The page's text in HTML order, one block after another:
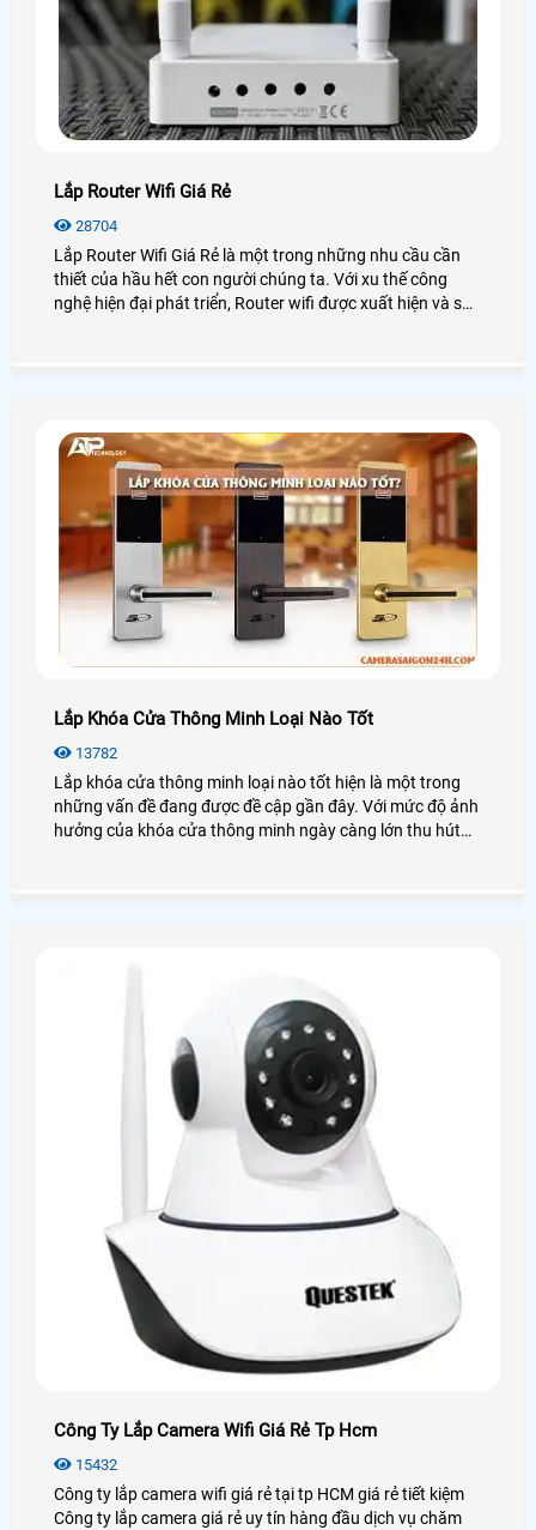
Lắp Router Wifi Giá Rẻ
28704
Lắp Router Wifi Giá Rẻ là một trong những nhu cầu cần
thiết của hầu hết con người chúng ta. Với xu thế công
nghệ hiện đại phát triển, Router wifi được xuất hiện và sử
Lắp Khóa Cửa Thông Minh Loại Nào Tốt
13782
Lắp khóa cửa thông minh loại nào tốt hiện là một trong
những vấn đề đang được đề cập gần đây. Với mức độ ảnh
hưởng của khóa cửa thông minh ngày càng lớn thu hút
Công Ty Lắp Camera Wifi Giá Rẻ Tp Hcm
15432
Công ty lắp camera wifi giá rẻ tại tp HCM giá rẻ tiết kiệm
Công ty lắp camera giá rẻ uy tín hàng đầu dịch vụ chăm